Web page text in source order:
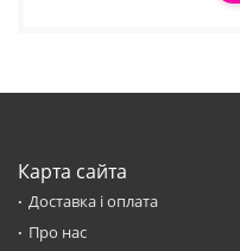
Карта сайта
Доставка і оплата
Про нас